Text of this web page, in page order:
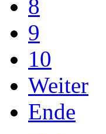
8
9
10
Weiter
Ende